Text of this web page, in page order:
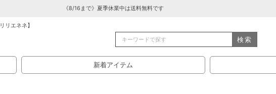
《8/16まで》夏季休業中は送料無料です
リエネネ】
検索
新着アイテム